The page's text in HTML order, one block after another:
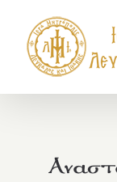
περιεχόμενο